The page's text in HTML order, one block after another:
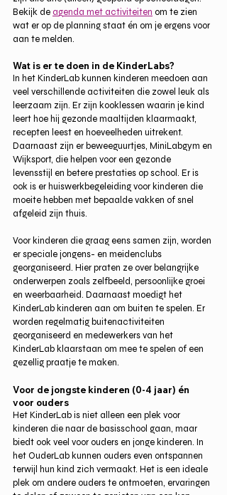
Bekijk de agenda met activiteiten om te zien
wat er op de planning staat én om je ergens voor
aan te melden.
Wat is er te doen in de KinderLabs?
In het KinderLab kunnen kinderen meedoen aan
veel verschillende activiteiten die zowel leuk als
leerzaam zijn. Er zijn kooklessen waarin je kind
leert hoe hij gezonde maaltijden klaarmaakt,
recepten leest en hoeveelheden uitrekent.
Daarnaast zijn er beweeguurtjes, MiniLabgym en
Wijksport, die helpen voor een gezonde
levensstijl en betere prestaties op school. Er is
ook is er huiswerkbegeleiding voor kinderen die
moeite hebben met bepaalde vakken of snel
afgeleid zijn thuis.
Voor kinderen die graag eens samen zijn, worden
er speciale jongens- en meidenclubs
georganiseerd. Hier praten ze over belangrijke
onderwerpen zoals zelfbeeld, persoonlijke groei
en weerbaarheid. Daarnaast moedigt het
KinderLab kinderen aan om buiten te spelen. Er
worden regelmatig buitenactiviteiten
georganiseerd en medewerkers van het
KinderLab klaarstaan om mee te spelen of een
gezellig praatje te maken.
Voor de jongste kinderen (0-4 jaar) én
voor ouders
Het KinderLab is niet alleen een plek voor
kinderen die naar de basisschool gaan, maar
biedt ook veel voor ouders en jonge kinderen. In
het OuderLab kunnen ouders even ontspannen
terwijl hun kind zich vermaakt. Het is een ideale
plek om andere ouders te ontmoeten, ervaringen